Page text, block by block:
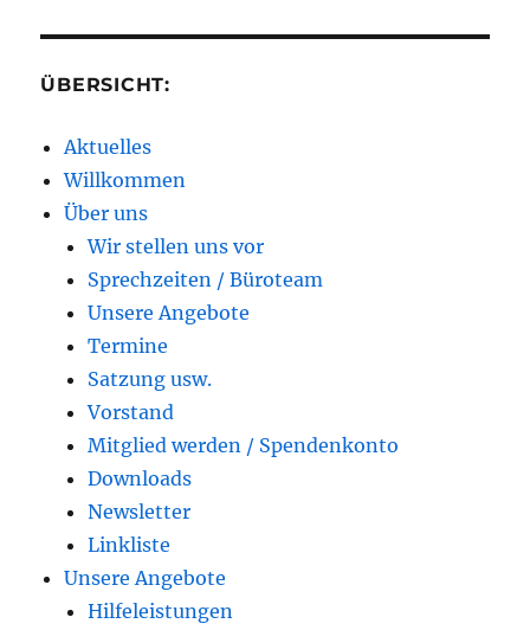
ÜBERSICHT:
Aktuelles
Willkommen
Über uns
Wir stellen uns vor
Sprechzeiten / Büroteam
Unsere Angebote
Termine
Satzung usw.
Vorstand
Mitglied werden / Spendenkonto
Downloads
Newsletter
Linkliste
Unsere Angebote
Hilfeleistungen